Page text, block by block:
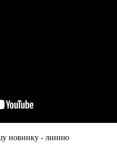
новинку - линию